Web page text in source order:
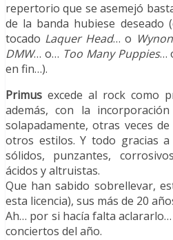
repertorio que se asemejó
de la banda hubiese deseado
tocado Laquer Head… o
DMW… o… Too Many Puppies…
en fin…).
Primus excede al rock como
además, con la
solapadamente, otras veces
otros estilos. Y todo gracias
sólidos, punzantes,
ácidos y altruistas.
Que han sabido sobrellevar,
esta licencia), sus más de 20
Ah… por si hacía falta
conciertos del año.